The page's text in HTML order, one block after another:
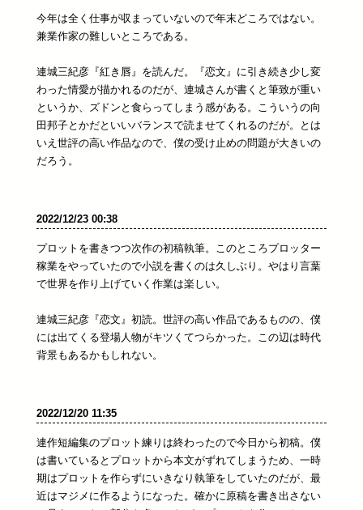
今年は全く仕事が収まっていないので年末どころではない。
兼業作家の難しいところである。
連城三紀彦『紅き唇』を読んだ。『恋文』に引き続き少し変
わった情愛が描かれるのだが、連城さんが書くと筆致が重い
というか、ズドンと食らってしまう感がある。こういうの向
田邦子とかだといいバランスで読ませてくれるのだが。とは
いえ世評の高い作品なので、僕の受け止めの問題が大きいの
だろう。
2022/12/23 00:38
プロットを書きつつ次作の初稿執筆。このところプロッター
稼業をやっていたので小説を書くのは久しぶり。やはり言葉
で世界を作り上げていく作業は楽しい。
連城三紀彦『恋文』初読。世評の高い作品であるものの、僕
には出てくる登場人物がキツくてつらかった。この辺は時代
背景もあるかもしれない。
2022/12/20 11:35
連作短編集のプロット練りは終わったので今日から初稿。僕
は書いているとプロットから本文がずれてしまうため、一時
期はプロットを作らずにいきなり執筆をしていたのだが、最
近はマジメに作るようになった。確かに原稿を書き出さない